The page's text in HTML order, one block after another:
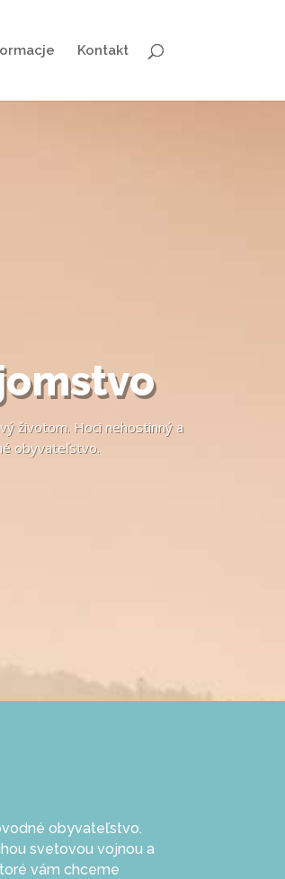
Kontakt
životom. Hoci nehostinný a
obyvateľstvo.
obyvateľstvo.
svetovou vojnou a
vám chceme